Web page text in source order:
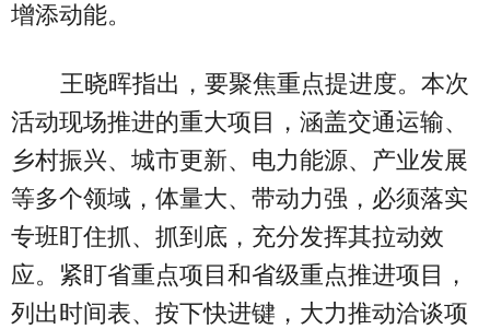
增添动能。
王晓晖指出，要聚焦重点提进度。本次
活动现场推进的重大项目，涵盖交通运输、
乡村振兴、城市更新、电力能源、产业发展
等多个领域，体量大、带动力强，必须落实
专班盯住抓、抓到底，充分发挥其拉动效
应。紧盯省重点项目和省级重点推进项目，
列出时间表、按下快进键，大力推动洽谈项